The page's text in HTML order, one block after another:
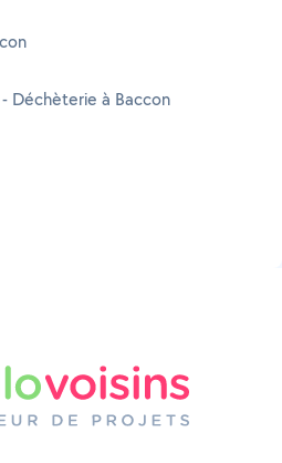
Déchèterie à Baccon